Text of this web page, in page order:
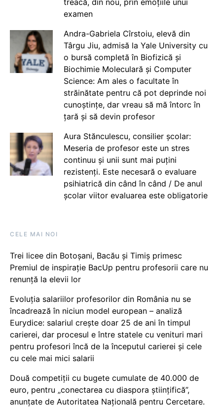
examen
Andra-Gabriela Cîrstoiu, elevă din
Târgu Jiu, admisă la Yale University cu
o bursă completă în Biofizică și
Biochimie Moleculară și Computer
Science: Am ales o facultate în
străinătate pentru că pot deprinde noi
cunoștințe, dar vreau să mă întorc în
țară și să devin profesor
Aura Stănculescu, consilier școlar:
Meseria de profesor este un stres
continuu și unii sunt mai puțini
rezistenți. Este necesară o evaluare
psihiatrică din când în când / De anul
școlar viitor evaluarea este obligatorie
CELE MAI NOI
Trei licee din Botoșani, Bacău și Timiș primesc
Premiul de inspirație BacUp pentru profesorii care nu
renunță la elevii lor
Evoluția salariilor profesorilor din România nu se
încadrează în niciun model european – analiză
Eurydice: salariul crește doar 25 de ani în timpul
carierei, dar procesul e între statele cu venituri mari
pentru profesori încă de la începutul carierei și cele
cu cele mai mici salarii
Două competiții cu bugete cumulate de 40.000 de
euro, pentru „conectarea cu diaspora științifică”,
anunțate de Autoritatea Națională pentru Cercetare.